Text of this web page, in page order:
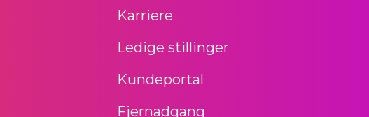
Karriere
Ledige stillinger
Kundeportal
Fjernadgang